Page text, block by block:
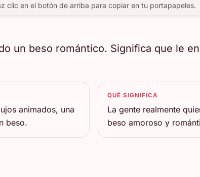
clic en el botón de arriba para copiar en tu portapapeles.
un beso romántico. Significa que le
animados, una
beso.
QUÉ SIGNIFICA
La gente realmente
beso amoroso y